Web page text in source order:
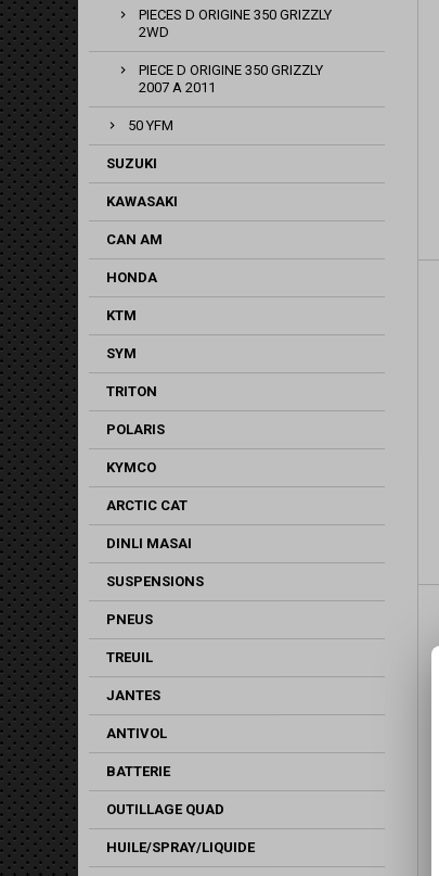
PIECES D ORIGINE 350 GRIZZLY
2WD
PIECE D ORIGINE 350 GRIZZLY
2007 A 2011
50 YFM
SUZUKI
KAWASAKI
CAN AM
HONDA
KTM
SYM
TRITON
POLARIS
KYMCO
ARCTIC CAT
DINLI MASAI
SUSPENSIONS
PNEUS
TREUIL
JANTES
ANTIVOL
BATTERIE
OUTILLAGE QUAD
HUILE/SPRAY/LIQUIDE